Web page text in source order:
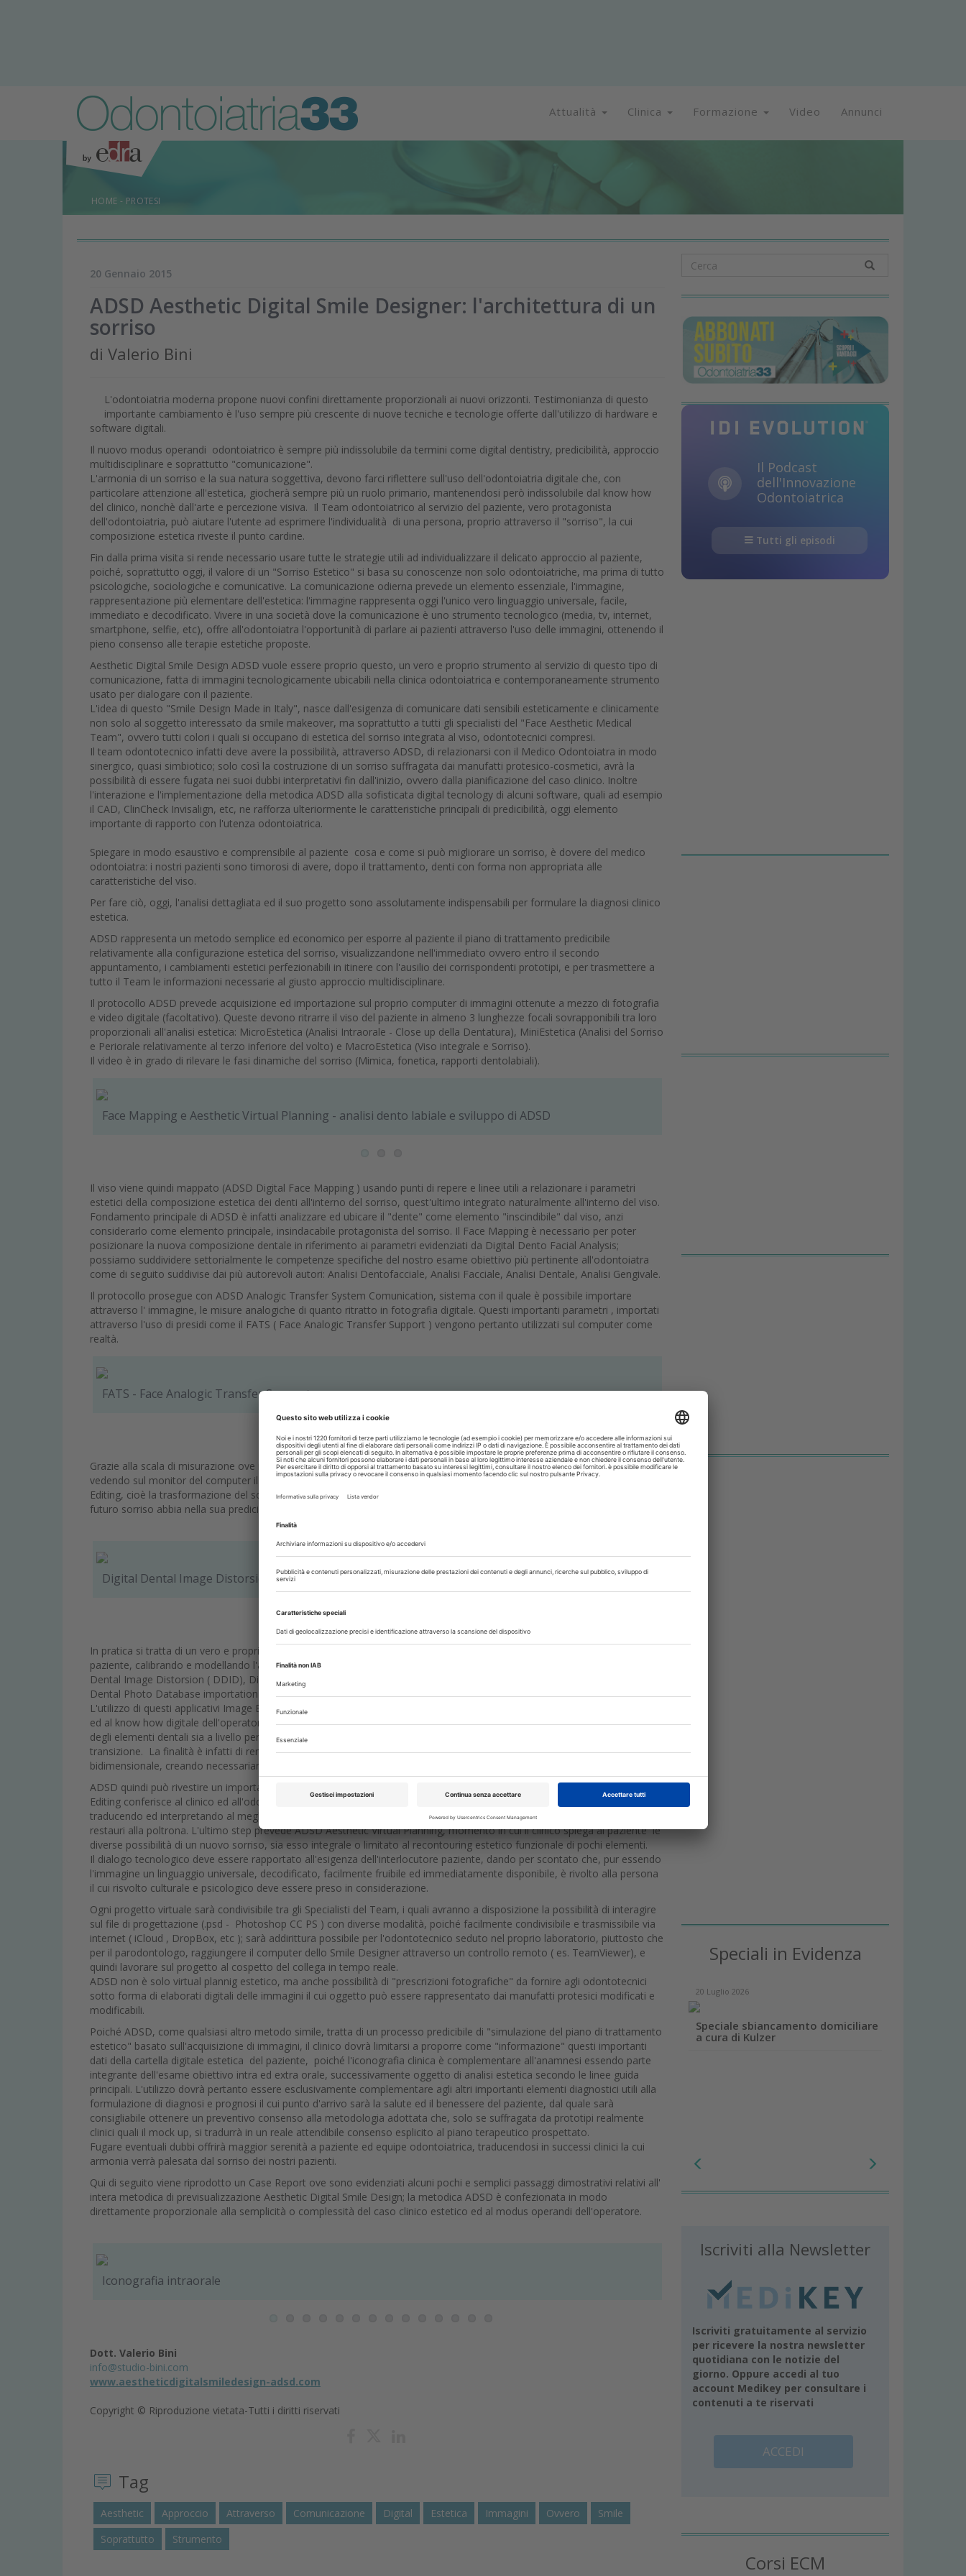
Attualità Clinica Formazione Video Annunci
HOME - PROTESI
20 Gennaio 2015
ADSD Aesthetic Digital Smile Designer: l'architettura di un
sorriso
di Valerio Bini
L'odontoiatria moderna propone nuovi confini direttamente proporzionali ai nuovi orizzonti. Testimonianza di questo
importante cambiamento è l'uso sempre più crescente di nuove tecniche e tecnologie offerte dall'utilizzo di hardware e
software digitali.
Il nuovo modus operandi odontoiatrico è sempre più indissolubile da termini come digital dentistry, predicibilità, approccio
multidisciplinare e soprattutto "comunicazione".
L'armonia di un sorriso e la sua natura soggettiva, devono farci riflettere sull'uso dell'odontoiatria digitale che, con
particolare attenzione all'estetica, giocherà sempre più un ruolo primario, mantenendosi però indissolubile dal know how
del clinico, nonchè dall'arte e percezione visiva. Il Team odontoiatrico al servizio del paziente, vero protagonista
dell'odontoiatria, può aiutare l'utente ad esprimere l'individualità di una persona, proprio attraverso il "sorriso", la cui
composizione estetica riveste il punto cardine.
Fin dalla prima visita si rende necessario usare tutte le strategie utili ad individualizzare il delicato approccio al paziente,
poiché, soprattutto oggi, il valore di un "Sorriso Estetico" si basa su conoscenze non solo odontoiatriche, ma prima di tutto
psicologiche, sociologiche e comunicative. La comunicazione odierna prevede un elemento essenziale, l'immagine,
rappresentazione più elementare dell'estetica: l'immagine rappresenta oggi l'unico vero linguaggio universale, facile,
immediato e decodificato. Vivere in una società dove la comunicazione è uno strumento tecnologico (media, tv, internet,
smartphone, selfie, etc), offre all'odontoiatra l'opportunità di parlare ai pazienti attraverso l'uso delle immagini, ottenendo il
pieno consenso alle terapie estetiche proposte.
Aesthetic Digital Smile Design ADSD vuole essere proprio questo, un vero e proprio strumento al servizio di questo tipo di
comunicazione, fatta di immagini tecnologicamente ubicabili nella clinica odontoiatrica e contemporaneamente strumento
usato per dialogare con il paziente.
L'idea di questo "Smile Design Made in Italy", nasce dall'esigenza di comunicare dati sensibili esteticamente e clinicamente
non solo al soggetto interessato da smile makeover, ma soprattutto a tutti gli specialisti del "Face Aesthetic Medical
Team", ovvero tutti colori i quali si occupano di estetica del sorriso integrata al viso, odontotecnici compresi.
Il team odontotecnico infatti deve avere la possibilità, attraverso ADSD, di relazionarsi con il Medico Odontoiatra in modo
sinergico, quasi simbiotico; solo così la costruzione di un sorriso suffragata dai manufatti protesico-cosmetici, avrà la
possibilità di essere fugata nei suoi dubbi interpretativi fin dall'inizio, ovvero dalla pianificazione del caso clinico. Inoltre
l'interazione e l'implementazione della metodica ADSD alla sofisticata digital tecnology di alcuni software, quali ad esempio
il CAD, ClinCheck Invisalign, etc, ne rafforza ulteriormente le caratteristiche principali di predicibilità, oggi elemento
importante di rapporto con l'utenza odontoiatrica.
Spiegare in modo esaustivo e comprensibile al paziente cosa e come si può migliorare un sorriso, è dovere del medico
odontoiatra: i nostri pazienti sono timorosi di avere, dopo il trattamento, denti con forma non appropriata alle
caratteristiche del viso.
Per fare ciò, oggi, l'analisi dettagliata ed il suo progetto sono assolutamente indispensabili per formulare la diagnosi clinico
estetica.
ADSD rappresenta un metodo semplice ed economico per esporre al paziente il piano di trattamento predicibile
relativamente alla configurazione estetica del sorriso, visualizzandone nell'immediato ovvero entro il secondo
appuntamento, i cambiamenti estetici perfezionabili in itinere con l'ausilio dei corrispondenti prototipi, e per trasmettere a
tutto il Team le informazioni necessarie al giusto approccio multidisciplinare.
Il protocollo ADSD prevede acquisizione ed importazione sul proprio computer di immagini ottenute a mezzo di fotografia
e video digitale (facoltativo). Queste devono ritrarre il viso del paziente in almeno 3 lunghezze focali sovrapponibili tra loro
proporzionali all'analisi estetica: MicroEstetica (Analisi Intraorale - Close up della Dentatura), MiniEstetica (Analisi del Sorriso
e Periorale relativamente al terzo inferiore del volto) e MacroEstetica (Viso integrale e Sorriso).
Il video è in grado di rilevare le fasi dinamiche del sorriso (Mimica, fonetica, rapporti dentolabiali).
Face Mapping e Aesthetic Virtual Planning - analisi dento labiale e sviluppo di ADSD
Il viso viene quindi mappato (ADSD Digital Face Mapping ) usando punti di repere e linee utili a relazionare i parametri
estetici della composizione estetica dei denti all'interno del sorriso, quest'ultimo integrato naturalmente all'interno del viso.
Fondamento principale di ADSD è infatti analizzare ed ubicare il "dente" come elemento "inscindibile" dal viso, anzi
considerarlo come elemento principale, insindacabile protagonista del sorriso. Il Face Mapping è necessario per poter
posizionare la nuova composizione dentale in riferimento ai parametri evidenziati da Digital Dento Facial Analysis;
possiamo suddividere settorialmente le competenze specifiche del nostro esame obiettivo più pertinente all'odontoiatra
come di seguito suddivise dai più autorevoli autori: Analisi Dentofacciale, Analisi Facciale, Analisi Dentale, Analisi Gengivale.
Il protocollo prosegue con ADSD Analogic Transfer System Comunication, sistema con il quale è possibile importare
attraverso l' immagine, le misure analogiche di quanto ritratto in fotografia digitale. Questi importanti parametri , importati
attraverso l'uso di presidi come il FATS ( Face Analogic Transfer Support ) vengono pertanto utilizzati sul computer come
realtà.
FATS - Face Analogic Transfer Support FATS - Face Analogic Transfer Support
Grazie alla scala di misurazione ove il millimetro sostituisce il pixel, sarà quindi possibile personalizzare il caso clinico,
vedendo sul monitor del computer il sorriso con dimensioni reali. Il passo seguente prevede ADSD Digital Dental Image
Editing, cioè la trasformazione del sorriso facendo uso di software destinati al fotoritocco; la metodologia prevede che il
futuro sorriso abbia nella sua predicibilità il risultato fotografico più possibile vicino alla realtà delle immagini.
Digital Dental Image Distorsion DDID - Modellazione Virtuale e Outlines DDD
In pratica si tratta di un vero e proprio "fotoritocco" effettuato con precise misurazioni cliniche del viso e dei denti del
paziente, calibrando e modellando l'aspetto della futura dentatura. ADSD protocolla 4 tipologie di Image Editing: Digital
Dental Image Distorsion ( DDID), Digital Dental Calibrated Transposition ( DDCT ), Digital Dental Design ( DDD ) e Digital
Dental Photo Database importation ( DDPD ).
L'utilizzo di questi applicativi Image Editing sono proporzionali al destino dell'oggetto di ADSD, all'esperienza tecnico-clinica
ed al know how digitale dell'operatore che vuole utilizzare questa tecnica. La vera virtù di ADSD è la modellazione virtuale
degli elementi dentali sia a livello periferico del dente , sia a livello della silhouette superficiale delimitata dalle linee di
transizione. La finalità è infatti di rendere il più efficace possibile la percezione tridimendionale di un immagine mono-
bidimensionale, creando necessariamente effetti ottici e percezioni visive direttamente sulla fotografia.
ADSD quindi può rivestire un importante ruolo diagnostico estetico per l'operatore, proprio perché attraverso il suo Image
Editing conferisce al clinico ed all'odontotecnico la virtù di essere "depositario" del progetto estetico fin dai primi scatti,
traducendo ed interpretando al meglio la manifattura protesica / cosmetica, sia essa in laboratorio o direttamente con
restauri alla poltrona. L'ultimo step prevede ADSD Aesthetic Virtual Planning, momento in cui il clinico spiega al paziente le
diverse possibilità di un nuovo sorriso, sia esso integrale o limitato al recontouring estetico funzionale di pochi elementi.
Il dialogo tecnologico deve essere rapportato all'esigenza dell'interlocutore paziente, dando per scontato che, pur essendo
l'immagine un linguaggio universale, decodificato, facilmente fruibile ed immediatamente disponibile, è rivolto alla persona
il cui risvolto culturale e psicologico deve essere preso in considerazione.
Ogni progetto virtuale sarà condivisibile tra gli Specialisti del Team, i quali avranno a disposizione la possibilità di interagire
sul file di progettazione (.psd - Photoshop CC PS ) con diverse modalità, poiché facilmente condivisibile e trasmissibile via
internet ( iCloud , DropBox, etc ); sarà addirittura possibile per l'odontotecnico seduto nel proprio laboratorio, piuttosto che
per il parodontologo, raggiungere il computer dello Smile Designer attraverso un controllo remoto ( es. TeamViewer), e
quindi lavorare sul progetto al cospetto del collega in tempo reale.
ADSD non è solo virtual plannig estetico, ma anche possibilità di "prescrizioni fotografiche" da fornire agli odontotecnici
sotto forma di elaborati digitali delle immagini il cui oggetto può essere rappresentato dai manufatti protesici modificati e
modificabili.
Poiché ADSD, come qualsiasi altro metodo simile, tratta di un processo predicibile di "simulazione del piano di trattamento
estetico" basato sull'acquisizione di immagini, il clinico dovrà limitarsi a proporre come "informazione" questi importanti
dati della cartella digitale estetica del paziente, poiché l'iconografia clinica è complementare all'anamnesi essendo parte
integrante dell'esame obiettivo intra ed extra orale, successivamente oggetto di analisi estetica secondo le linee guida
principali. L'utilizzo dovrà pertanto essere esclusivamente complementare agli altri importanti elementi diagnostici utili alla
formulazione di diagnosi e prognosi il cui punto d'arrivo sarà la salute ed il benessere del paziente, dal quale sarà
consigliabile ottenere un preventivo consenso alla metodologia adottata che, solo se suffragata da prototipi realmente
clinici quali il mock up, si tradurrà in un reale attendibile consenso esplicito al piano terapeutico prospettato.
Fugare eventuali dubbi offrirà maggior serenità a paziente ed equipe odontoiatrica, traducendosi in successi clinici la cui
armonia verrà palesata dal sorriso dei nostri pazienti.
Qui di seguito viene riprodotto un Case Report ove sono evidenziati alcuni pochi e semplici passaggi dimostrativi relativi all'
intera metodica di previsualizzazione Aesthetic Digital Smile Design; la metodica ADSD è confezionata in modo
direttamente proporzionale alla semplicità o complessità del caso clinico estetico ed al modus operandi dell'operatore.
Iconografia intraorale Fotografia del sorriso integrato nel viso del paziente
Dott. Valerio Bini
info@studio-bini.com
www.aestheticdigitalsmiledesign-adsd.com
Copyright © Riproduzione vietata-Tutti i diritti riservati
Tag
Aesthetic Approccio Attraverso Comunicazione Digital Estetica Immagini Ovvero
Smile
Soprattutto
Strumento
Il Podcast
dell'Innovazione
Odontoiatrica
Tutti gli episodi
Speciali in Evidenza
20 Luglio 2026
Speciale sbiancamento domiciliare
a cura di Kulzer
Iscriviti alla Newsletter
Iscriviti gratuitamente al servizio
per ricevere la nostra newsletter
quotidiana con le notizie del
giorno. Oppure accedi al tuo
account Medikey per consultare i
contenuti a te riservati
ACCEDI
Corsi ECM